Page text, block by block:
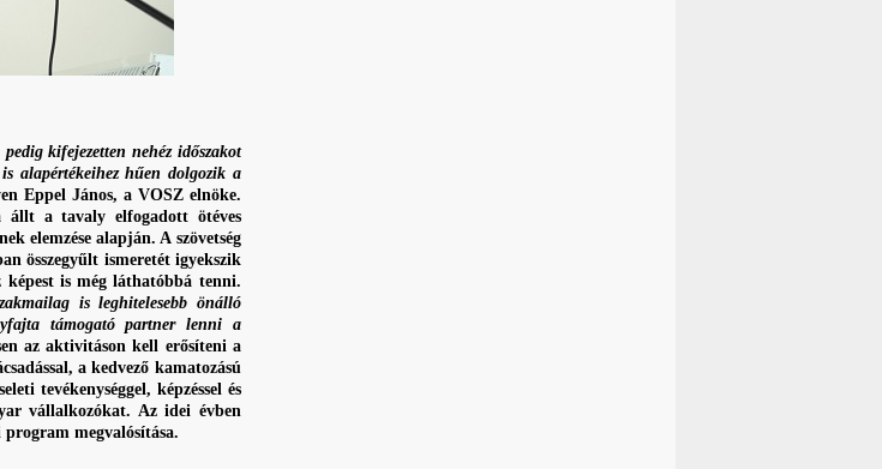
kifejezetten nehéz időszakot
alapértékeihez hűen dolgozik a
Eppel János, a VOSZ elnöke.
állt a tavaly elfogadott ötéves
elemzése alapján. A szövetség
összegyűlt ismeretét igyekszik
is még láthatóbbá tenni.
is leghitelesebb önálló
támogató partner lenni a
az aktivitáson kell erősíteni a
a kedvező kamatozású
tevékenységgel, képzéssel és
vállalkozókat. Az idei évben
megvalósítása.